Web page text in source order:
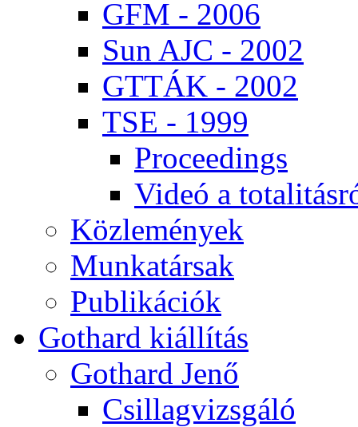
GFM - 2006
Sun AJC - 2002
GT­TÁK - 2002
TSE - 1999
Pro­ce­e­dings
Vi­deó a
Köz­le­mé­nyek
Mun­ka­tár­sak
Pub­li­ká­ci­ók
Got­hard ki­ál­lí­tás
Got­hard Je­nő
Csil­lag­vizs­gá­ló